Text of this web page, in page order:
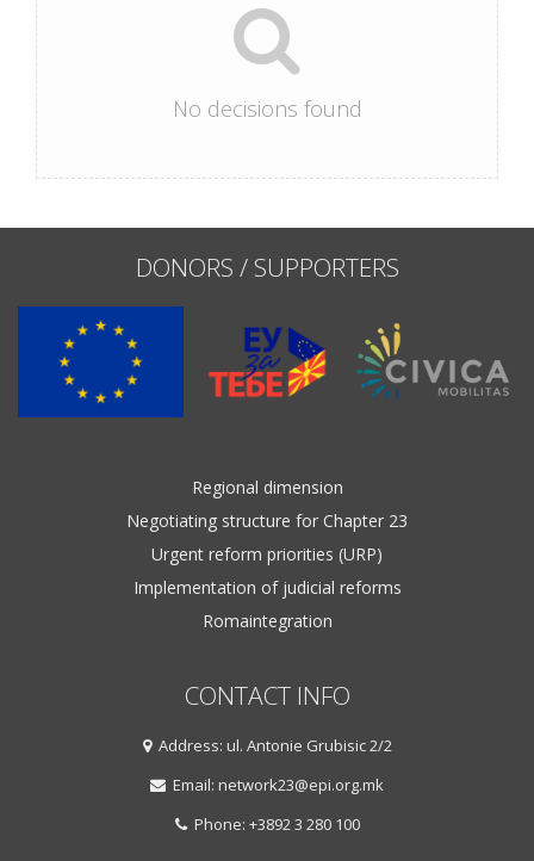
No decisions found
DONORS / SUPPORTERS
Regional dimension
Negotiating structure for Chapter 23
Urgent reform priorities (URP)
Implementation of judicial reforms
Romaintegration
CONTACT INFO
Address: ul. Antonie Grubisic 2/2
Email: network23@epi.org.mk
Phone: +3892 3 280 100